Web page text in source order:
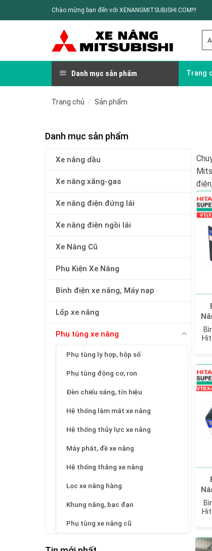
Chào mừng bạn đến với XENANGMITSUBISHI.COM!!!
Danh mục sản phẩm Trang
Trang chủ / Sản phẩm
Danh mục sản phẩm
Xe nâng dầu
Xe nâng xăng-gas
Xe nâng điện đứng lái
Xe nâng điện ngồi lái
Xe Nâng Cũ
Phụ Kiện Xe Nâng
Bình điện xe nâng, Máy nạp
Lốp xe nâng
Phụ tùng xe nâng
Phụ tùng ly hợp, hộp số
Phụ tùng động cơ, ron
Đèn chiếu sáng, tín hiệu
Hệ thống làm mát xe nâng
Hệ thống thủy lực xe nâng
Máy phát, đề xe nâng
Hệ thống thắng xe nâng
Lọc xe nâng hàng
Khung nâng, bạc đạn
Phụ tùng xe nâng cũ
-